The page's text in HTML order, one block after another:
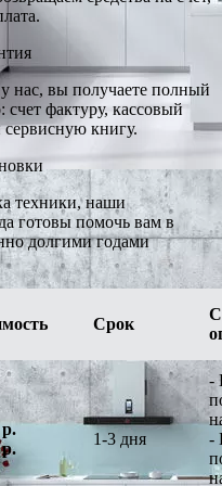
нас, вы получаете полный
фактуру, кассовый
книгу.
техники, наши
готовы помочь вам в
долгими годами
Срок
1-3 дня
-
-